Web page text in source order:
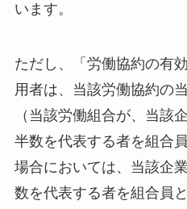
います。
ただし、「労働協約の有
用者は、当該労働協約の
（当該労働組合が、当該
半数を代表する者を組合
場合においては、当該企
数を代表する者を組合員